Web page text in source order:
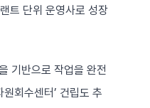
트 단위 운영사로 성장
기반으로 작업을 완전
회수센터’ 건립도 추